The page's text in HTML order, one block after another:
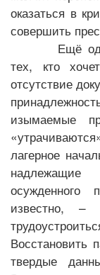
оказаться в
совершить
Ещё
тех, кто
отсутствие
изымаемые
лагерное
надлежащие
осужденного
известно, –
Восстановить
твердые